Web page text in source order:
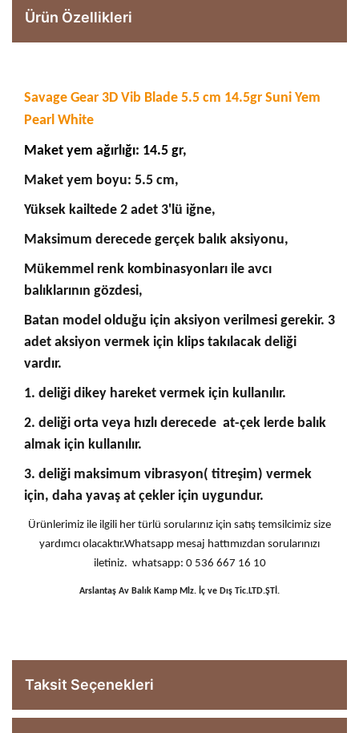
Ürün Özellikleri
Savage Gear 3D Vib Blade 5.5 cm 14.5gr Suni Yem
Pearl White
Maket yem ağırlığı: 14.5 gr,
Maket yem boyu: 5.5 cm,
Yüksek kailtede 2 adet 3'lü iğne,
Maksimum derecede gerçek balık aksiyonu,
Mükemmel renk kombinasyonları ile avcı
balıklarının gözdesi,
Batan model olduğu için aksiyon verilmesi gerekir. 3
adet aksiyon vermek için klips takılacak deliği
vardır.
1. deliği dikey hareket vermek için kullanılır.
2. deliği orta veya hızlı derecede at-çek lerde balık
almak için kullanılır.
3. deliği maksimum vibrasyon( titreşim) vermek
için, daha yavaş at çekler için uygundur.
Ürünlerimiz ile ilgili her türlü sorularınız için satış temsilcimiz size
yardımcı olacaktır.Whatsapp mesaj hattımızdan sorularınızı
iletiniz. whatsapp: 0 536 667 16 10
Arslantaş Av Balık Kamp Mlz. İç ve Dış Tic.LTD.ŞTİ.
Taksit Seçenekleri